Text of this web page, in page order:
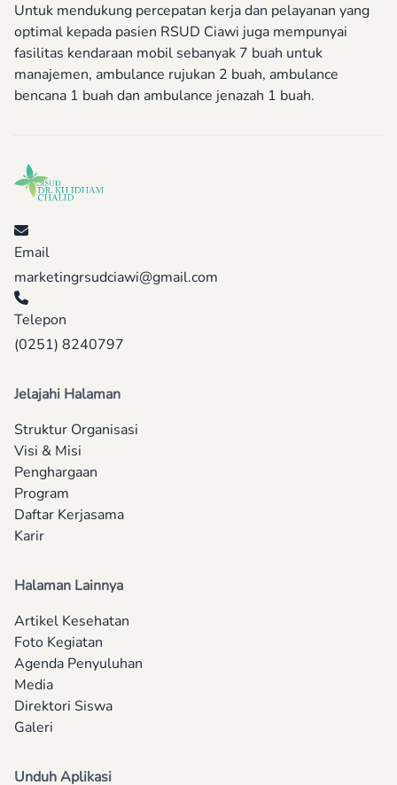
Untuk mendukung percepatan kerja dan pelayanan yang
optimal kepada pasien RSUD Ciawi juga mempunyai
fasilitas kendaraan mobil sebanyak 7 buah untuk
manajemen, ambulance rujukan 2 buah, ambulance
bencana 1 buah dan ambulance jenazah 1 buah.
Email
marketingrsudciawi@gmail.com
Telepon
(0251) 8240797
Jelajahi Halaman
Struktur Organisasi
Visi & Misi
Penghargaan
Program
Daftar Kerjasama
Karir
Halaman Lainnya
Artikel Kesehatan
Foto Kegiatan
Agenda Penyuluhan
Media
Direktori Siswa
Galeri
Unduh Aplikasi